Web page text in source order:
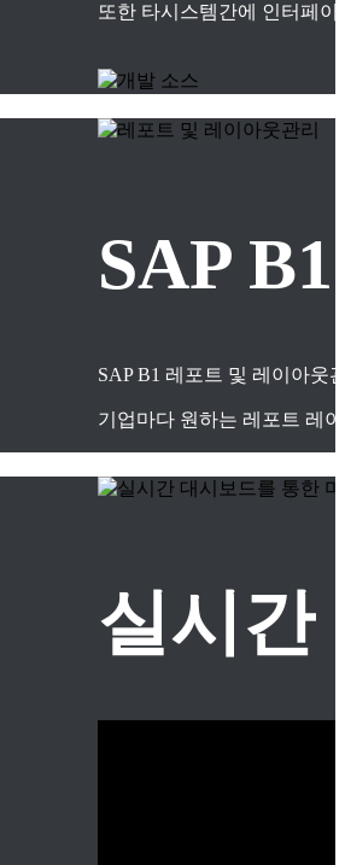
또한 타시스템간에 인터페
SAP
SAP B1 레포트 및 레이아웃
기업마다 원하는 레포트 레
실시간